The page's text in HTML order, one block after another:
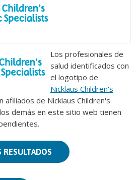
Los profesionales de
salud identificados con
el logotipo de
Nicklaus Children's
afiliados de Nicklaus Children's
demás en este sitio web tienen
RESULTADOS